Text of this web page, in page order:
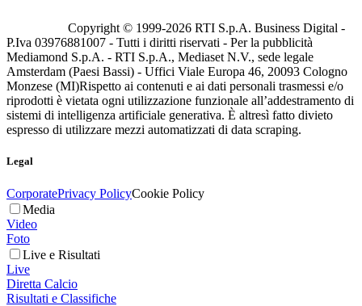
Copyright © 1999-2026 RTI S.p.A. Business Digital -
P.Iva 03976881007 - Tutti i diritti riservati - Per la pubblicità
Mediamond S.p.A. - RTI S.p.A., Mediaset N.V., sede legale
Amsterdam (Paesi Bassi) - Uffici Viale Europa 46, 20093 Cologno
Monzese (MI)Rispetto ai contenuti e ai dati personali trasmessi e/o
riprodotti è vietata ogni utilizzazione funzionale all’addestramento di
sistemi di intelligenza artificiale generativa. È altresì fatto divieto
espresso di utilizzare mezzi automatizzati di data scraping.
Legal
CorporatePrivacy PolicyCookie Policy
Media
Video
Foto
Live e Risultati
Live
Diretta Calcio
Risultati e Classifiche